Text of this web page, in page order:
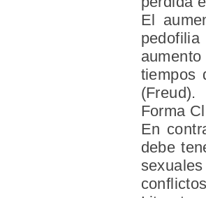
El
tiempos
(Freud).
Forma
En
debe